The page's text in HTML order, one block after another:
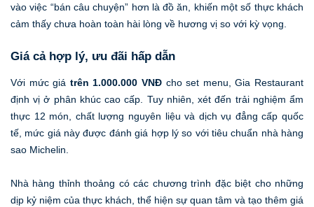
vào việc “bán câu chuyện” hơn là đồ ăn, khiến một số thực khách
cảm thấy chưa hoàn toàn hài lòng về hương vị so với kỳ vọng.
Giá cả hợp lý, ưu đãi hấp dẫn
Với mức giá trên 1.000.000 VNĐ cho set menu, Gia Restaurant
định vị ở phân khúc cao cấp. Tuy nhiên, xét đến trải nghiệm ẩm
thực 12 món, chất lượng nguyên liệu và dịch vụ đẳng cấp quốc
tế, mức giá này được đánh giá hợp lý so với tiêu chuẩn nhà hàng
sao Michelin.
Nhà hàng thỉnh thoảng có các chương trình đặc biệt cho những
dịp kỷ niệm của thực khách, thể hiện sự quan tâm và tạo thêm giá